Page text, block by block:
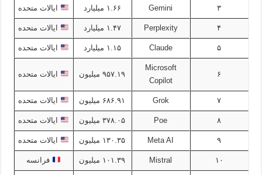
۳ Gemini ۱.۶۶ میلیارد ایالات متحده
۴ Perplexity ۱.۴۷ میلیارد ایالات متحده
۵ Claude ۱.۱۵ میلیارد ایالات متحده
۶
Microsoft
Copilot
۹۵۷.۱۹ میلیون ایالات متحده
۷ Grok ۶۸۶.۹۱ میلیون ایالات متحده
۸ Poe ۳۷۸.۰۵ میلیون ایالات متحده
۹ Meta AI ۱۳۰.۳۵ میلیون ایالات متحده
۱۰ Mistral ۱۰۱.۳۹ میلیون فرانسه